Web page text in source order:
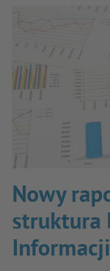
Nowy
struktura